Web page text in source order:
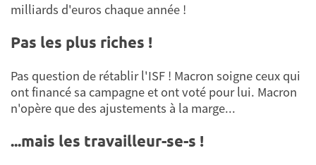
milliards d'euros chaque année !
Pas les plus riches !
Pas question de rétablir l'ISF ! Macron soigne ceux qui
ont financé sa campagne et ont voté pour lui. Macron
n'opère que des ajustements à la marge...
...mais les travailleur-se-s !